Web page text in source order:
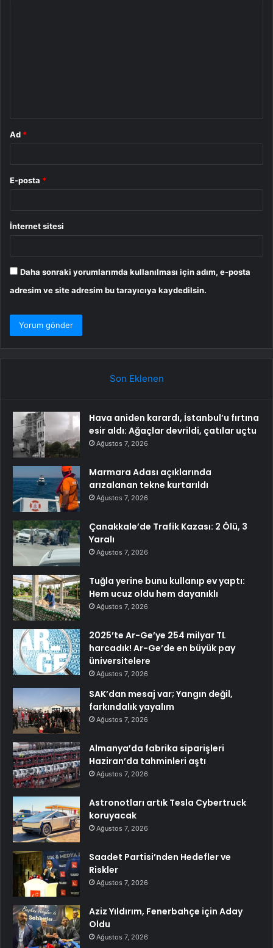
Ad *
E-posta *
İnternet sitesi
Daha sonraki yorumlarımda kullanılması için adım, e-posta
adresim ve site adresim bu tarayıcıya kaydedilsin.
Son Eklenen
Hava aniden karardı, İstanbul’u fırtına
esir aldı: Ağaçlar devrildi, çatılar uçtu
Ağustos 7, 2026
Marmara Adası açıklarında
arızalanan tekne kurtarıldı
Ağustos 7, 2026
Çanakkale’de Trafik Kazası: 2 Ölü, 3
Yaralı
Ağustos 7, 2026
Tuğla yerine bunu kullanıp ev yaptı:
Hem ucuz oldu hem dayanıklı
Ağustos 7, 2026
2025’te Ar-Ge’ye 254 milyar TL
harcadık! Ar-Ge’de en büyük pay
üniversitelere
Ağustos 7, 2026
SAK’dan mesaj var; Yangın değil,
farkındalık yayalım
Ağustos 7, 2026
Almanya’da fabrika siparişleri
Haziran’da tahminleri aştı
Ağustos 7, 2026
Astronotları artık Tesla Cybertruck
koruyacak
Ağustos 7, 2026
Saadet Partisi’nden Hedefler ve
Riskler
Ağustos 7, 2026
Aziz Yıldırım, Fenerbahçe için Aday
Oldu
Ağustos 7, 2026